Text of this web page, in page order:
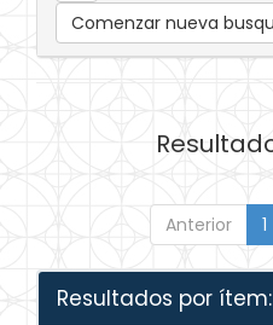
Comenzar nueva
Anterior 1
Resultados por ítem: